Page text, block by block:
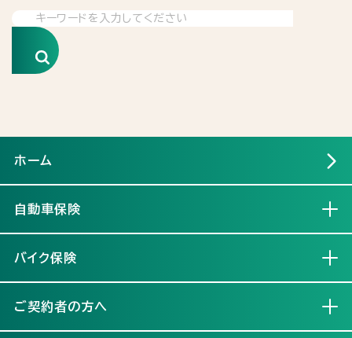
検索
ホーム
自動車保険
バイク保険
ご契約者の方へ